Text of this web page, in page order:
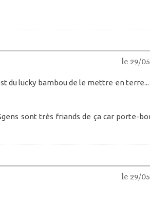
le 29/
du lucky bambou de le mettre en
sont très friands de ça car porte-
le 29/